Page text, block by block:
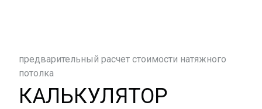
предварительный расчет стоимости натяжного
потолка
КАЛЬКУЛЯТОР